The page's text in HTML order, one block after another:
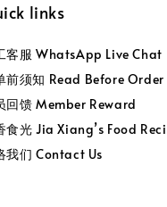
links
客服 WhatsApp Live Chat
前须知 Read Before Order
回馈 Member Reward
食光 Jia Xiang’s Food
我们 Contact Us